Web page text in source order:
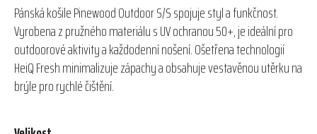
Pánská košile Pinewood Outdoor S/S spojuje styl a funkčnost.
Vyrobena z pružného materiálu s UV ochranou 50+, je ideální pro
outdoorové aktivity a každodenní nošení. Ošetřena technologií
HeiQ Fresh minimalizuje zápachy a obsahuje vestavěnou utěrku na
brýle pro rychlé čištění.